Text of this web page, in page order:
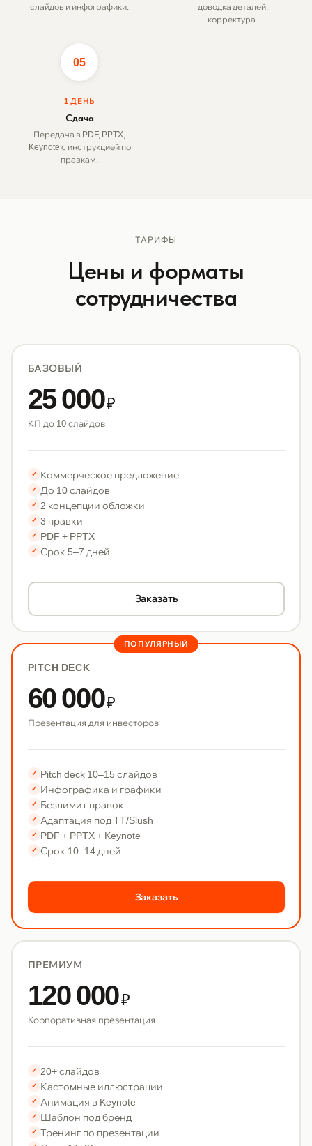
слайдов и инфографики.
доводка деталей,
корректура.
05
1 ДЕНЬ
Сдача
Передача в PDF, PPTX,
Keynote с инструкцией по
правкам.
ТАРИФЫ
Цены и форматы
сотрудничества
БАЗОВЫЙ
25 000₽
КП до 10 слайдов
✓ Коммерческое предложение
✓ До 10 слайдов
✓ 2 концепции обложки
✓ 3 правки
✓ PDF + PPTX
✓ Срок 5–7 дней
Заказать
ПОПУЛЯРНЫЙ
PITCH DECK
60 000₽
Презентация для инвесторов
✓ Pitch deck 10–15 слайдов
✓ Инфографика и графики
✓ Безлимит правок
✓ Адаптация под TT/Slush
✓ PDF + PPTX + Keynote
✓ Срок 10–14 дней
Заказать
ПРЕМИУМ
120 000₽
Корпоративная презентация
✓ 20+ слайдов
✓ Кастомные иллюстрации
✓ Анимация в Keynote
✓ Шаблон под бренд
✓ Тренинг по презентации